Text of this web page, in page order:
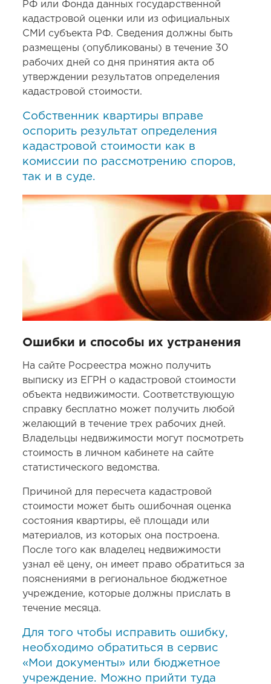
РФ или Фонда данных государственной
кадастровой оценки или из официальных
СМИ субъекта РФ. Сведения должны быть
размещены (опубликованы) в течение 30
рабочих дней со дня принятия акта об
утверждении результатов определения
кадастровой стоимости.
Собственник квартиры вправе
оспорить результат определения
кадастровой стоимости как в
комиссии по рассмотрению споров,
так и в суде.
Ошибки и способы их устранения
На сайте Росреестра можно получить
выписку из ЕГРН о кадастровой стоимости
объекта недвижимости. Соответствующую
справку бесплатно может получить любой
желающий в течение трех рабочих дней.
Владельцы недвижимости могут посмотреть
стоимость в личном кабинете на сайте
статистического ведомства.
Причиной для пересчета кадастровой
стоимости может быть ошибочная оценка
состояния квартиры, её площади или
материалов, из которых она построена.
После того как владелец недвижимости
узнал её цену, он имеет право обратиться за
пояснениями в региональное бюджетное
учреждение, которые должны прислать в
течение месяца.
Для того чтобы исправить ошибку,
необходимо обратиться в сервис
«Мои документы» или бюджетное
учреждение. Можно прийти туда